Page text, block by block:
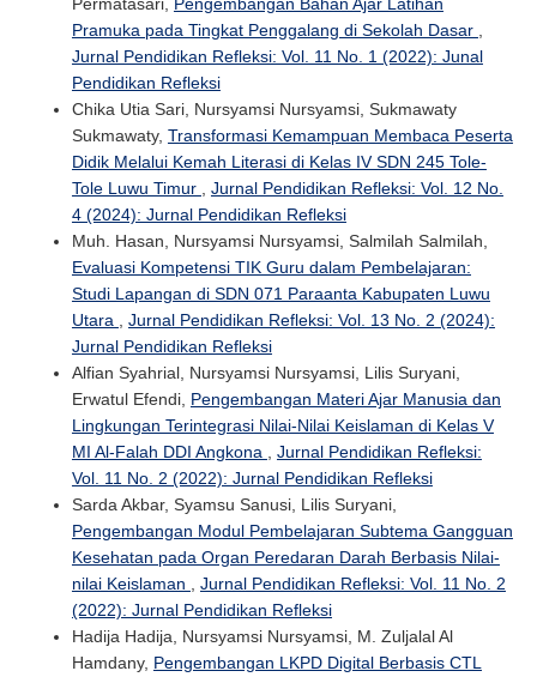
Pramuka pada Tingkat Penggalang di Sekolah Dasar
Jurnal Pendidikan Refleksi: Vol. 11 No. 1 (2022): Junal
Pendidikan Refleksi
Chika Utia Sari, Nursyamsi Nursyamsi, Sukmawaty
Sukmawaty, Transformasi Kemampuan Membaca Peserta
Didik Melalui Kemah Literasi di Kelas IV SDN 245 Tole-
Tole Luwu Timur
Jurnal Pendidikan Refleksi: Vol. 12 No.
4 (2024): Jurnal Pendidikan Refleksi
Muh. Hasan, Nursyamsi Nursyamsi, Salmilah Salmilah,
Evaluasi Kompetensi TIK Guru dalam Pembelajaran:
Studi Lapangan di SDN 071 Paraanta Kabupaten Luwu
Utara
Jurnal Pendidikan Refleksi: Vol. 13 No. 2 (2024):
Jurnal Pendidikan Refleksi
Alfian Syahrial, Nursyamsi Nursyamsi, Lilis Suryani,
Erwatul Efendi, Pengembangan Materi Ajar Manusia dan
Lingkungan Terintegrasi Nilai-Nilai Keislaman di Kelas V
MI Al-Falah DDI Angkona
Jurnal Pendidikan Refleksi:
Vol. 11 No. 2 (2022): Jurnal Pendidikan Refleksi
Sarda Akbar, Syamsu Sanusi, Lilis Suryani,
Pengembangan Modul Pembelajaran Subtema Gangguan
Kesehatan pada Organ Peredaran Darah Berbasis Nilai-
nilai Keislaman
Jurnal Pendidikan Refleksi: Vol. 11 No. 2
(2022): Jurnal Pendidikan Refleksi
Hadija Hadija, Nursyamsi Nursyamsi, M. Zuljalal Al
Hamdany, Pengembangan LKPD Digital Berbasis CTL